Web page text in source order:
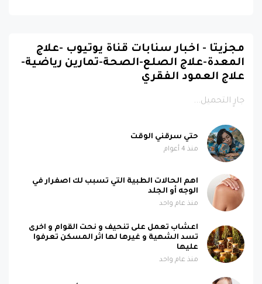
مجزيتا - اخبار سنابات قناة يوتيوب -علاج
المعدة-علاج الصلع-الصحة-تمارين رياضية-
علاج العمود الفقري
جارٍ التحميل...
حتي سرقني الوقت
منذ 4 أعوام
اهم الحالات الطبية التي تسبب لك اصفرار في
الوجه أو الجلد
منذ عام واحد
اعشاب تعمل على تنحيف و نحت القوام و اخرى
تسد الشهية و غيرها لها اثر المسكن تعرفوا
عليها
منذ عام واحد